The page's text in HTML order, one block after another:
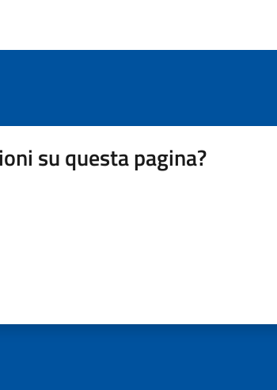
su questa pagina?